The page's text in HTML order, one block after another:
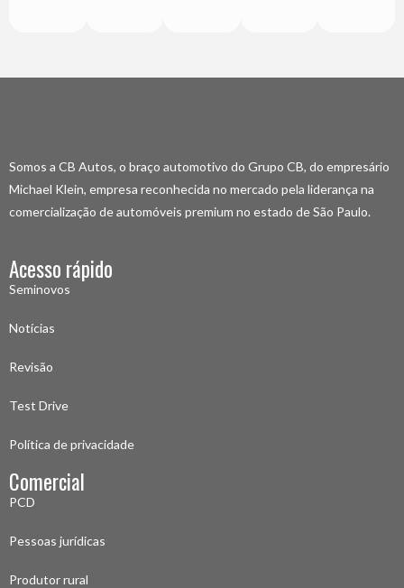
Somos a CB Autos, o braço automotivo do Grupo CB, do empresário
Michael Klein, empresa reconhecida no mercado pela liderança na
comercialização de automóveis premium no estado de São Paulo.
Acesso rápido
Seminovos
Notícias
Revisão
Test Drive
Política de privacidade
Comercial
PCD
Pessoas jurídicas
Produtor rural